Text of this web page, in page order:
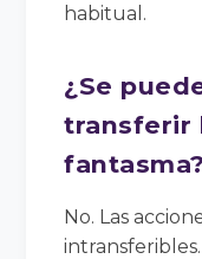
habitual.
¿Se
transferir
fantasma?
No. Las